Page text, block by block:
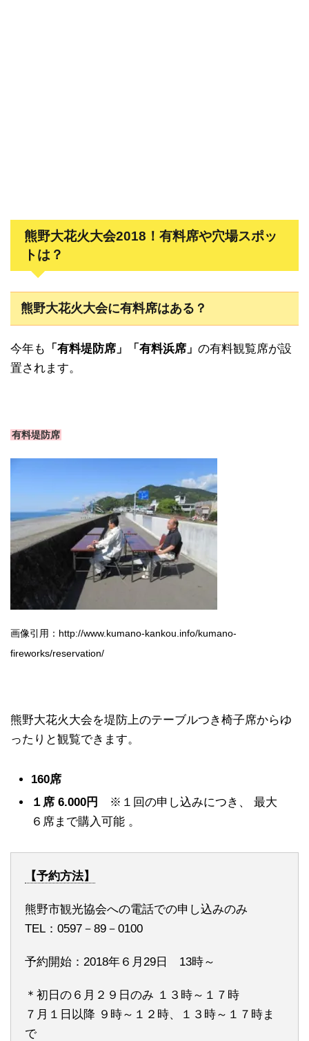
熊野大花火大会2018！有料席や穴場スポッ
トは？
熊野大花火大会に有料席はある？
今年も 「有料堤防席」「有料浜席」 の有料観覧席が設
置されます。
有料堤防席
画像引用：http://www.kumano-kankou.info/kumano-
fireworks/reservation/
熊野大花火大会を堤防上のテーブルつき椅子席からゆ
ったりと観覧できます。
160席
１席 6.000円
※１回の申し込みにつき、 最大
６席まで購入可能 。
【予約方法】
熊野市観光協会への電話での申し込みのみ
TEL：0597－89－0100
予約開始：2018年６月29日 13時～
＊初日の６月２９日のみ １３時～１７時
７月１日以降 ９時～１２時、１３時～１７時ま
で